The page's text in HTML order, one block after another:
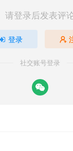
请登录后发表评
登录
社交账号登录